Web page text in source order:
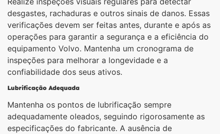
desgastes, rachaduras e outros sinais de danos. Essas
verificações devem ser feitas antes, durante e após as
operações para garantir a segurança e a eficiência do
equipamento Volvo. Mantenha um cronograma de
inspeções para melhorar a longevidade e a
confiabilidade dos seus ativos.
Lubrificação Adequada
Mantenha os pontos de lubrificação sempre
adequadamente oleados, seguindo rigorosamente as
especificações do fabricante. A ausência de